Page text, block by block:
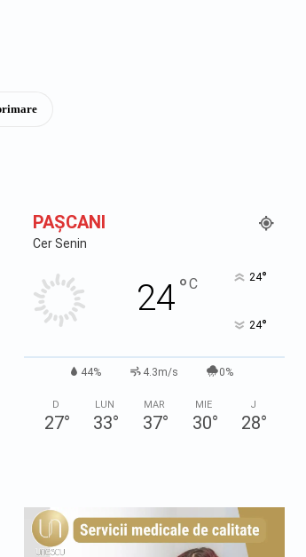
PAŞCANI
Cer Senin
24°C 24°
24°
44% 4.3m/s 0%
D
27°
LUN
33°
MAR
37°
MIE
30°
J
28°